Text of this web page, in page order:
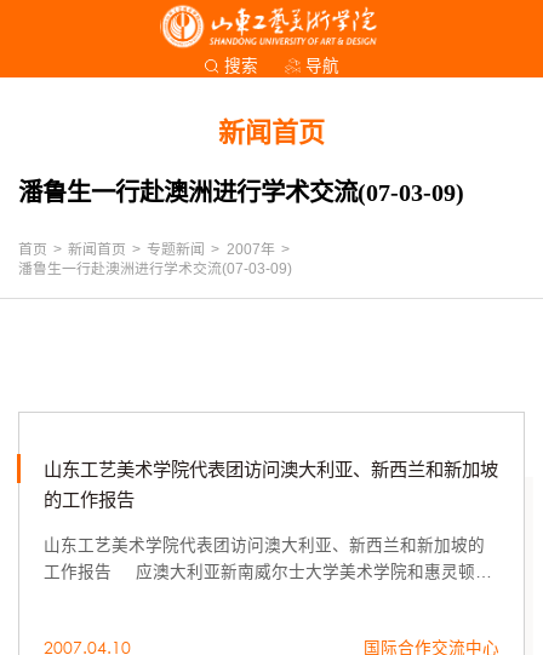
搜索 导航
新闻首页
潘鲁生一行赴澳洲进行学术交流(07-03-09)
首页 > 新闻首页 > 专题新闻 > 2007年 >
潘鲁生一行赴澳洲进行学术交流(07-03-09)
山东工艺美术学院代表团访问澳大利亚、新西兰和新加坡
的工作报告
山东工艺美术学院代表团访问澳大利亚、新西兰和新加坡的
工作报告 应澳大利亚新南威尔士大学美术学院和惠灵顿维
2007.04.10 国际合作交流中心